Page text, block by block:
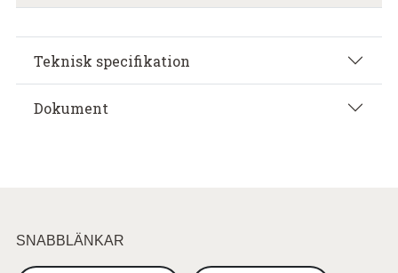
Teknisk specifikation
Dokument
SNABBLÄNKAR